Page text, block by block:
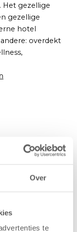
Over
te
Het gezellige
gezellige
hotel
overdekt
meenemen?